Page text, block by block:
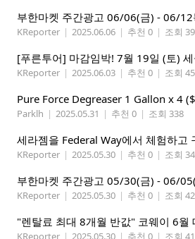
부한마켓 주간광고 06/06(금) - 06/12
KReporter | 2025.06.06 | 추천 0 | 조회
KReporter | 2025.06.03 | 추천 0 | 조회
Parklh | 2025.05.31 | 추천 0 | 조회 338
세라젬을 Federal Way에서 체험하고
KReporter | 2025.05.30 | 추천 0 | 조회
부한마켓 주간광고 05/30(금) - 06/
KReporter | 2025.05.30 | 추천 0 | 조회
"렌탈료 최대 8개월 반값" 코웨이 6월